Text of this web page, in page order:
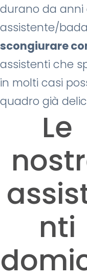
durano da anni
assistente/
scongiurare
assistenti che
in molti casi
quadro già
Le
nti